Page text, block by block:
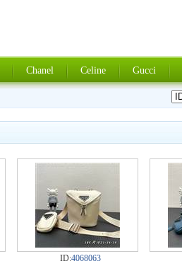
Chanel Celine Gucci
ID:4068063